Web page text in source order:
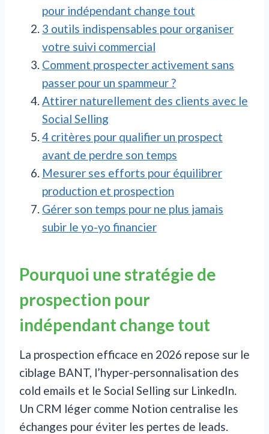
pour indépendant change tout
3 outils indispensables pour organiser
votre suivi commercial
Comment prospecter activement sans
passer pour un spammeur ?
Attirer naturellement des clients avec le
Social Selling
4 critères pour qualifier un prospect
avant de perdre son temps
Mesurer ses efforts pour équilibrer
production et prospection
Gérer son temps pour ne plus jamais
subir le yo-yo financier
Pourquoi une stratégie de
prospection pour
indépendant change tout
La prospection efficace en 2026 repose sur le
ciblage BANT, l’hyper-personnalisation des
cold emails et le Social Selling sur LinkedIn.
Un CRM léger comme Notion centralise les
échanges pour éviter les pertes de leads.